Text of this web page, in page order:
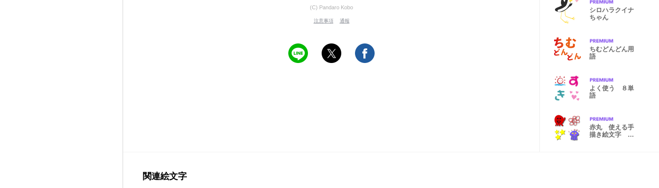
(C) Pandaro Kobo
注意事項 通報
シロハラクイナ
ちゃん
ちむどんどん用
語
よく使う ８単
語
赤丸 使える手
描き絵文字 タ
関連絵文字